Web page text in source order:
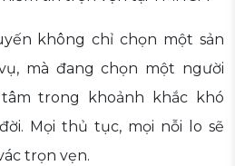
không chỉ chọn một sản
mà đang chọn một người
trong khoảnh khắc khó
Mọi thủ tục, mọi nỗi lo sẽ
trọn vẹn.